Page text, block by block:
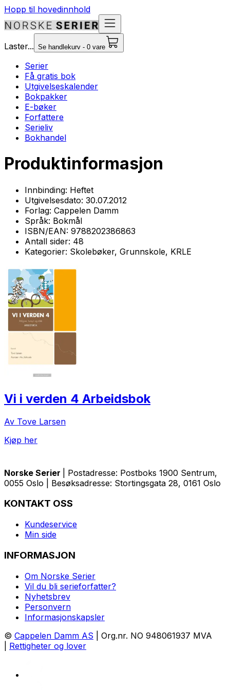
Hopp til hovedinnhold
Laster... Se handlekurv - 0 vare
Serier
Få gratis bok
Utgivelseskalender
Bokpakker
E-bøker
Forfattere
Serieliv
Bokhandel
Produktinformasjon
Innbinding: Heftet
Utgivelsesdato: 30.07.2012
Forlag: Cappelen Damm
Språk: Bokmål
ISBN/EAN: 9788202386863
Antall sider: 48
Kategorier: Skolebøker, Grunnskole, KRLE
Vi i verden 4 Arbeidsbok
Av Tove Larsen
Kjøp her
Norske Serier
| Postadresse: Postboks 1900 Sentrum,
0055 Oslo | Besøksadresse: Stortingsgata 28, 0161 Oslo
KONTAKT OSS
Kundeservice
Min side
INFORMASJON
Om Norske Serier
Vil du bli serieforfatter?
Nyhetsbrev
Personvern
Informasjonskapsler
© Cappelen Damm AS | Org.nr. NO 948061937 MVA
Rettigheter og lover